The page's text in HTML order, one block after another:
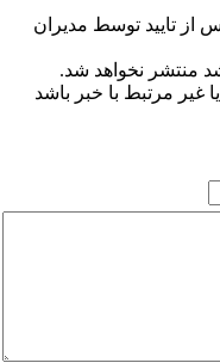
تایید توسط مدیران
منتشر نخواهد شد.
غیر مرتبط با خبر باشد